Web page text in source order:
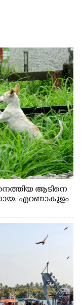
ആടിനെ
എറണാകുളം